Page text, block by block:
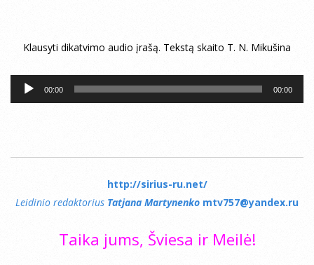
Klausyti dikatvimo audio įrašą. Tekstą skaito T. N. Mikušina
Audio
grotuvas
00:00 00:00
http://sirius-ru.net/
Leidinio redaktorius Tatjana Martynenko mtv757@yandex.ru
Taika jums, Šviesa ir Meilė!